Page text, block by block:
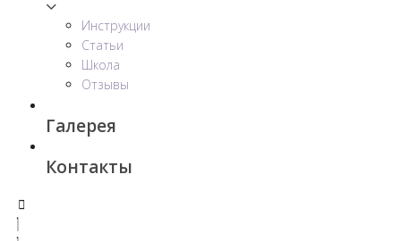
Инструкции
Статьи
Школа
Отзывы
Галерея
Контакты